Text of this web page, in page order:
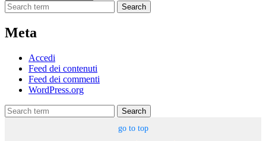
Search
Meta
Accedi
Feed dei contenuti
Feed dei commenti
WordPress.org
Search
go to top